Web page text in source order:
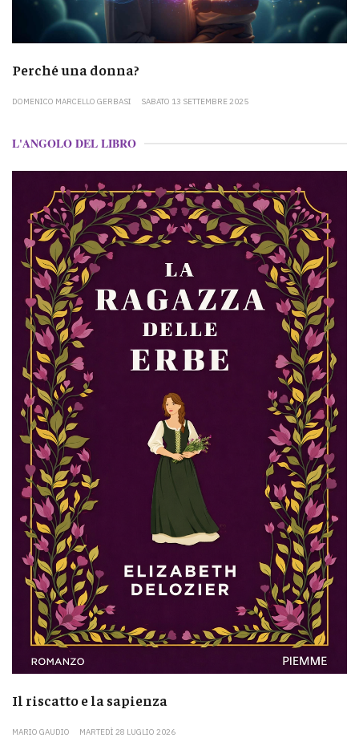
Perché una donna?
DOMENICO MARCELLO GERBASI SABATO 13 SETTEMBRE 2025
L'ANGOLO DEL LIBRO
Il riscatto e la sapienza
MARIO GAUDIO MARTEDÌ 28 LUGLIO 2026